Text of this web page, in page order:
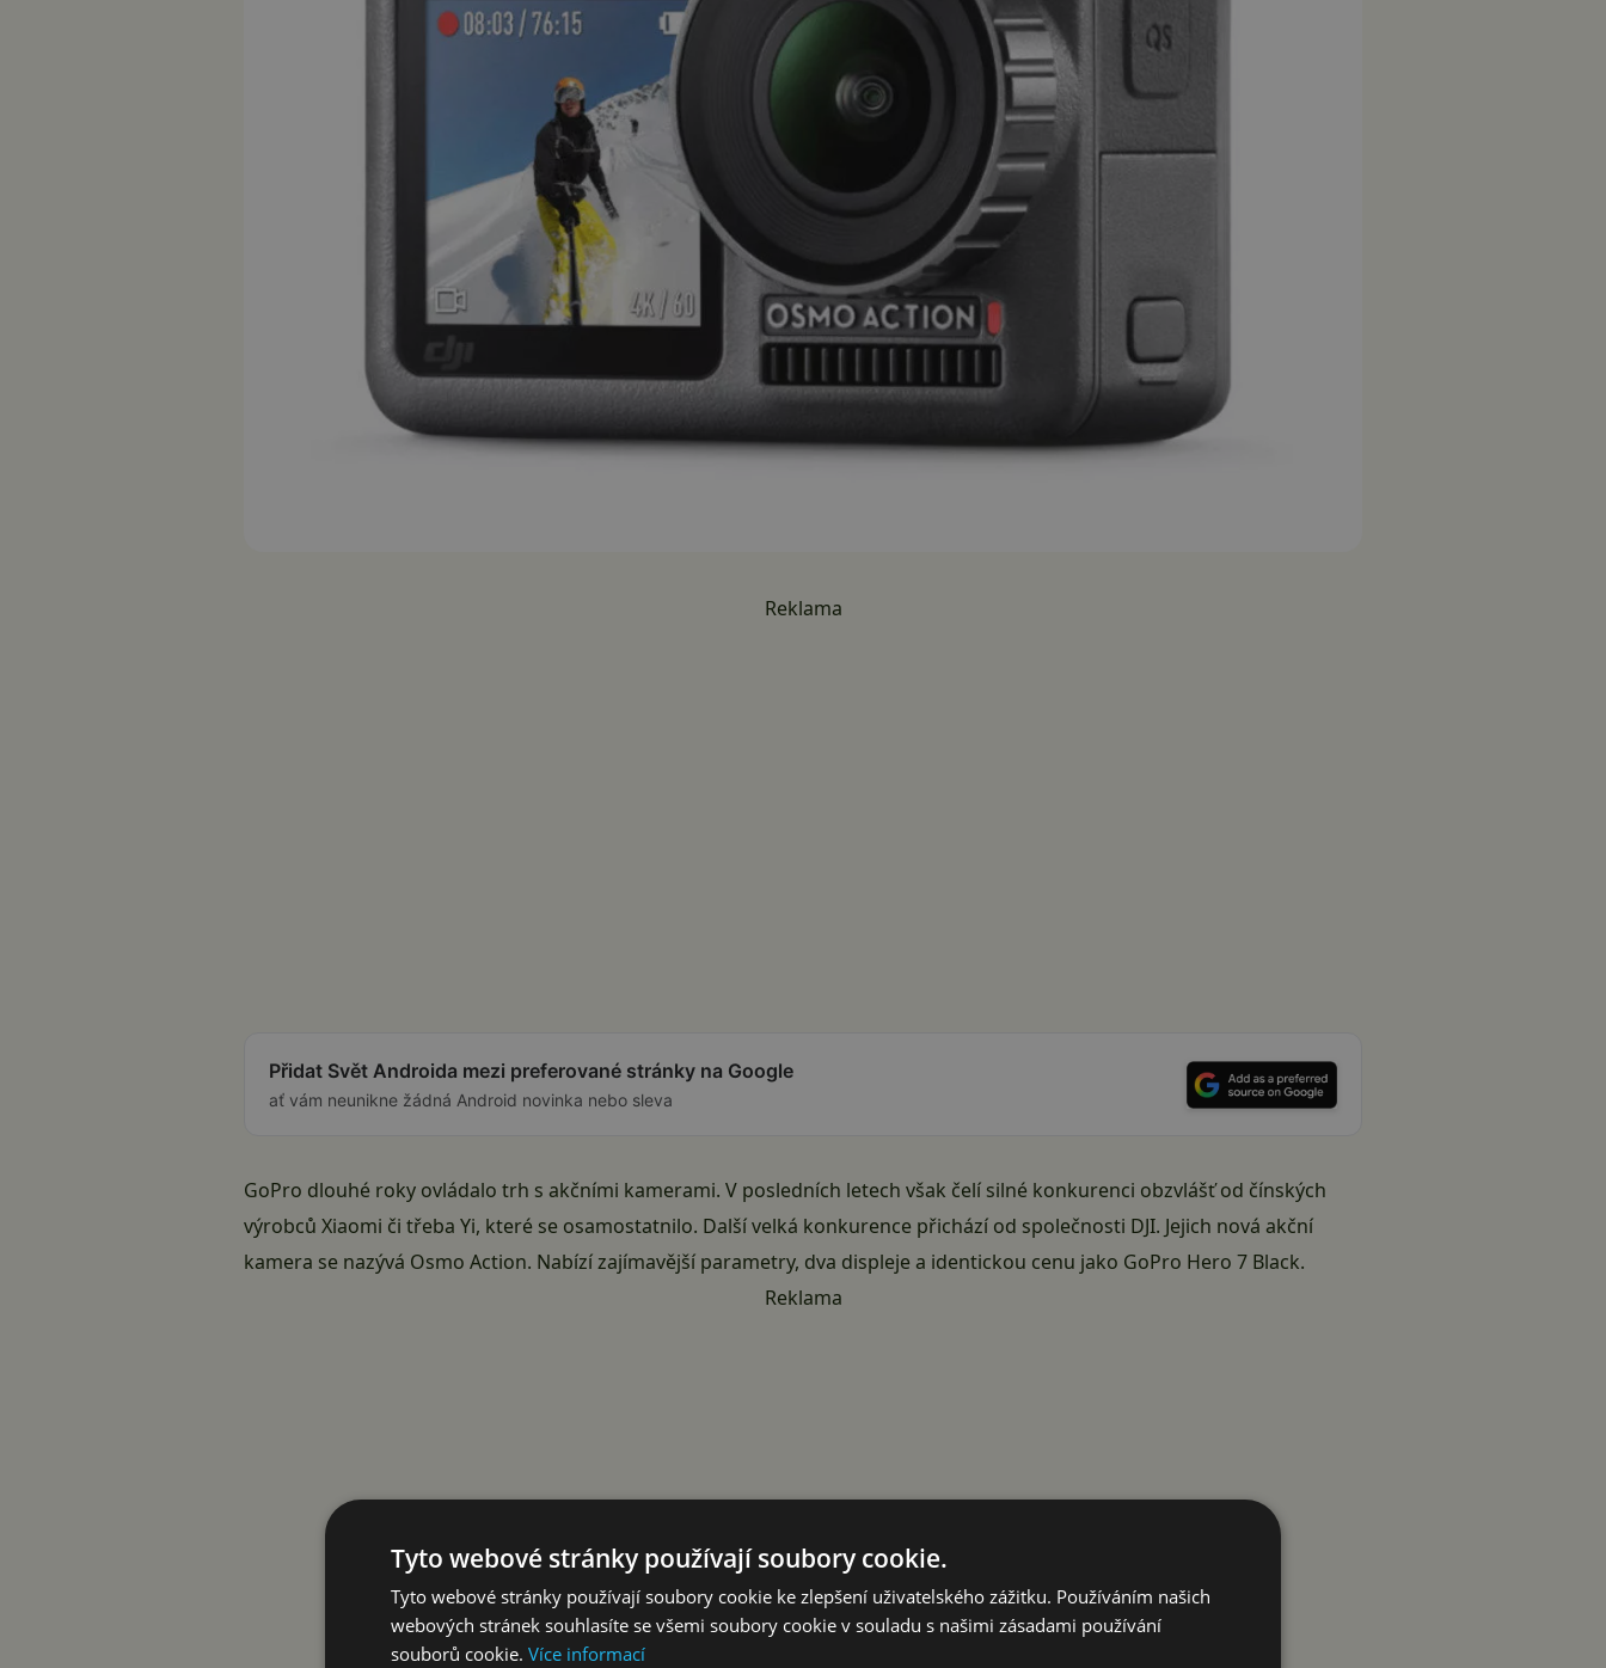
Reklama
Přidat Svět Androida mezi preferované stránky na Google
ať vám neunikne žádná Android novinka nebo sleva
GoPro dlouhé roky ovládalo trh s akčními kamerami. V posledních letech však čelí silné konkurenci obzvlášť od čínských
výrobců Xiaomi či třeba Yi, které se osamostatnilo. Další velká konkurence přichází od společnosti DJI. Jejich nová akční
kamera se nazývá Osmo Action. Nabízí zajímavější parametry, dva displeje a identickou cenu jako GoPro Hero 7 Black.
Reklama
Tyto webové stránky používají soubory cookie.
Tyto webové stránky používají soubory cookie ke zlepšení uživatelského zážitku. Používáním našich
webových stránek souhlasíte se všemi soubory cookie v souladu s našimi zásadami používání
souborů cookie. Více informací